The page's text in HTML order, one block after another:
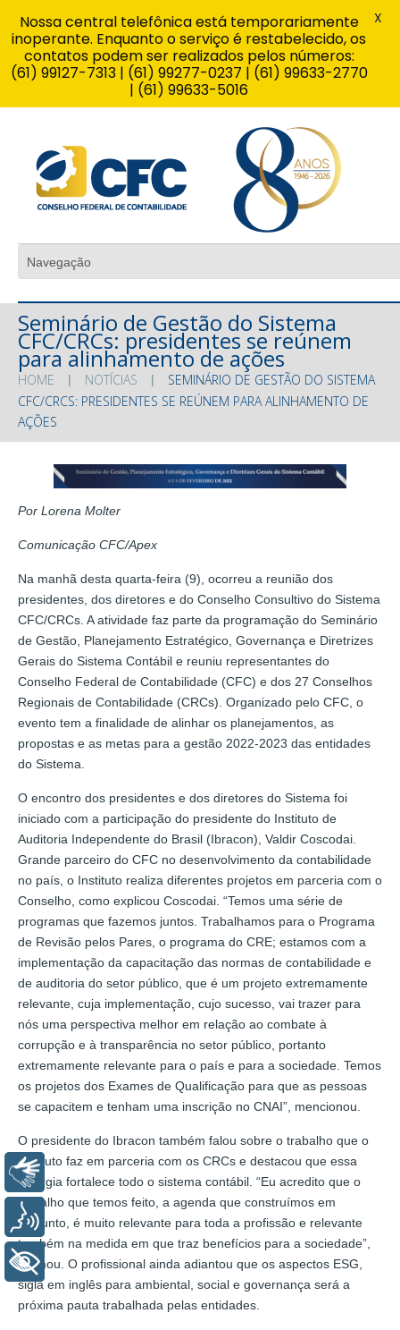
Seminário de Gestão do Sistema
CFC/CRCs: presidentes se reúnem
para alinhamento de ações
HOME NOTÍCIAS
SEMINÁRIO DE GESTÃO DO SISTEMA
CFC/CRCS: PRESIDENTES SE REÚNEM PARA ALINHAMENTO DE
AÇÕES
Por Lorena Molter
Comunicação CFC/Apex
Na manhã desta quarta-feira (9), ocorreu a reunião dos
presidentes, dos diretores e do Conselho Consultivo do Sistema
CFC/CRCs. A atividade faz parte da programação do Seminário
de Gestão, Planejamento Estratégico, Governança e Diretrizes
Gerais do Sistema Contábil e reuniu representantes do
Conselho Federal de Contabilidade (CFC) e dos 27 Conselhos
Regionais de Contabilidade (CRCs). Organizado pelo CFC, o
evento tem a finalidade de alinhar os planejamentos, as
propostas e as metas para a gestão 2022-2023 das entidades
do Sistema.
O encontro dos presidentes e dos diretores do Sistema foi
iniciado com a participação do presidente do Instituto de
Auditoria Independente do Brasil (Ibracon), Valdir Coscodai.
Grande parceiro do CFC no desenvolvimento da contabilidade
no país, o Instituto realiza diferentes projetos em parceria com o
Conselho, como explicou Coscodai. “Temos uma série de
programas que fazemos juntos. Trabalhamos para o Programa
de Revisão pelos Pares, o programa do CRE; estamos com a
implementação da capacitação das normas de contabilidade e
de auditoria do setor público, que é um projeto extremamente
relevante, cuja implementação, cujo sucesso, vai trazer para
nós uma perspectiva melhor em relação ao combate à
corrupção e à transparência no setor público, portanto
extremamente relevante para o país e para a sociedade. Temos
os projetos dos Exames de Qualificação para que as pessoas
se capacitem e tenham uma inscrição no CNAI”, mencionou.
O presidente do Ibracon também falou sobre o trabalho que o
Instituto faz em parceria com os CRCs e destacou que essa
sinergia fortalece todo o sistema contábil. “Eu acredito que o
trabalho que temos feito, a agenda que construímos em
conjunto, é muito relevante para toda a profissão e relevante
também na medida em que traz benefícios para a sociedade”,
afirmou. O profissional ainda adiantou que os aspectos ESG,
sigla em inglês para ambiental, social e governança será a
próxima pauta trabalhada pelas entidades.
Nossa central telefônica está temporariamente
inoperante. Enquanto o serviço é restabelecido, os
contatos podem ser realizados pelos números:
(61) 99127-7313 | (61) 99277-0237 | (61) 99633-2770
| (61) 99633-5016
X
Voz
+ Acessibilidade